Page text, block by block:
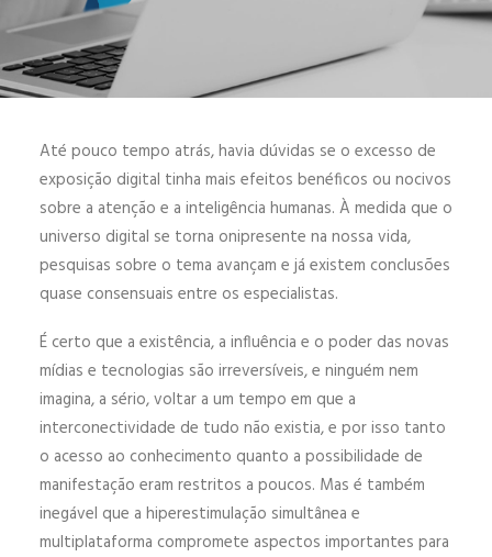
Até pouco tempo atrás, havia dúvidas se o excesso de
exposição digital tinha mais efeitos benéficos ou nocivos
sobre a atenção e a inteligência humanas. À medida que o
universo digital se torna onipresente na nossa vida,
pesquisas sobre o tema avançam e já existem conclusões
quase consensuais entre os especialistas.
É certo que a existência, a influência e o poder das novas
mídias e tecnologias são irreversíveis, e ninguém nem
imagina, a sério, voltar a um tempo em que a
interconectividade de tudo não existia, e por isso tanto
o acesso ao conhecimento quanto a possibilidade de
manifestação eram restritos a poucos. Mas é também
inegável que a hiperestimulação simultânea e
multiplataforma compromete aspectos importantes para